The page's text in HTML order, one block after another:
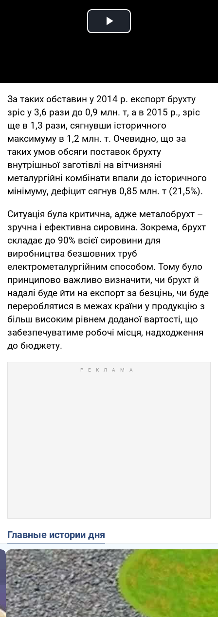
Play Video
За таких обставин у 2014 р. експорт брухту
зріс у 3,6 рази до 0,9 млн. т, а в 2015 р., зріс
ще в 1,3 рази, сягнувши історичного
максимуму в 1,2 млн. т. Очевидно, що за
таких умов обсяги поставок брухту
внутрішньої заготівлі на вітчизняні
металургійні комбінати впали до історичного
мінімуму, дефіцит сягнув 0,85 млн. т (21,5%).
Ситуація була критична, адже металобрухт –
зручна і ефективна сировина. Зокрема, брухт
складає до 90% всієї сировини для
виробництва безшовних труб
електрометалургійним способом. Тому було
принципово важливо визначити, чи брухт й
надалі буде йти на експорт за безцінь, чи буде
перероблятися в межах країни у продукцію з
більш високим рівнем доданої вартості, що
забезпечуватиме робочі місця, надходження
до бюджету.
Главные истории дня